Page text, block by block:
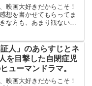
映画大好きだからこそ！
想を書かせてもらってま
な方も、あまり観ない方
年の「処刑人」の...
証人」のあらすじとネ
を目撃した自閉症児
ューマンドラマ。
映画大好きだからこそ！